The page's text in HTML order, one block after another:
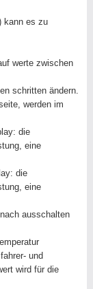
kann es zu
werte zwischen
schritten ändern.
werden im
die
eine
die
eine
ausschalten
und
wird für die